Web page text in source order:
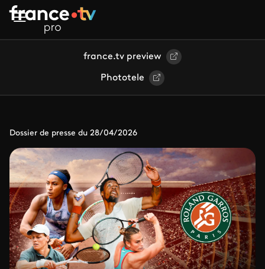
Aller au contenu principal
france.tv preview
Phototele
Dossier de presse du 28/04/2026